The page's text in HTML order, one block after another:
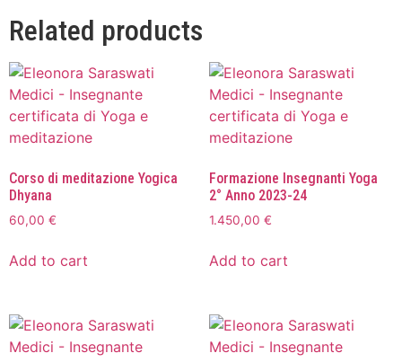
Related products
Corso di meditazione Yogica
Dhyana
60,00 €
Add to cart
Formazione Insegnanti Yoga
2° Anno 2023-24
1.450,00 €
Add to cart